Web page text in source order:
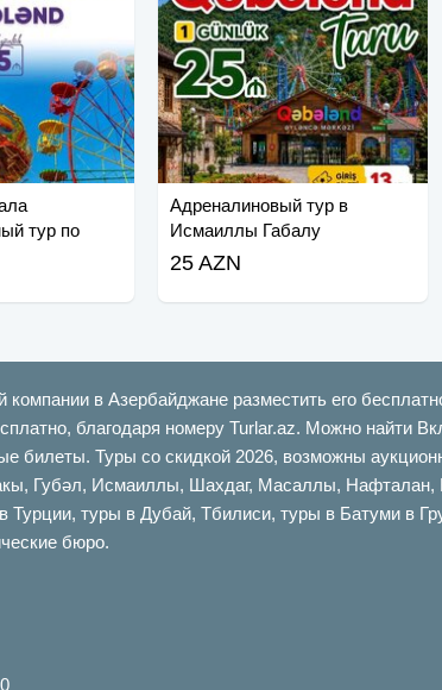
тур по
Адреналиновый тур в
Исмаиллы Габалу
25 AZN
компании в Азербайджане разместить его
благодаря номеру Turlar.az. Можно найти
билеты. Туры со скидкой 2026, возможны
Губəл, Исмаиллы, Шахдаг, Масаллы, Нафталан,
Турции, туры в Дубай, Тбилиси, туры в Батуми в
бюро.